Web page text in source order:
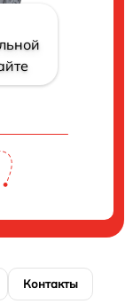
Контакты